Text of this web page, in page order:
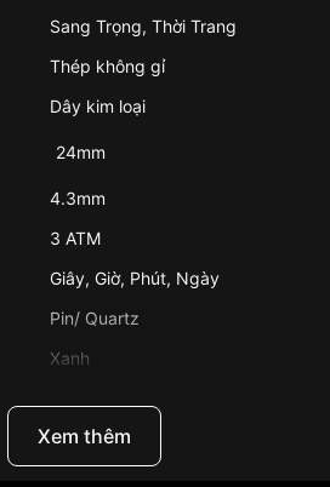
Sang Trọng, Thời Trang
Thép không gỉ
Dây kim loại
24mm
4.3mm
3 ATM
Giây, Giờ, Phút, Ngày
Pin/ Quartz
Xanh
"Longines 24mm Nữ L4.341.0.94.6":
Xem thêm